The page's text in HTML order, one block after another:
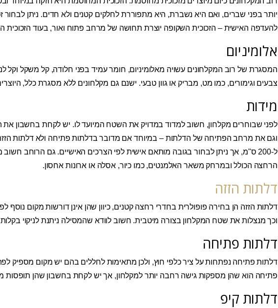
יותר בפני שברים, ואם היא נשברת, היא מתפוררת לחלקים קטנים ולא חדים. ניתן
להעדפה האישית – הזכוכית השקופה יוצרת תחושה של מרחב פתוח ואור, בעוד הזכוכית
אלומיניום
המסגרת של רוב המקלחונים עשויה מאלומיניום, חומר עמיד בפני חלודה, קל משקל וקל
צבעים וגימורים, כמו מט, מבריק או גוון טבעי. ישנם גם מקלחונים ללא מסגרת כלל,
מידות
לפני שבוחרים מקלחון, חשוב למדוד במדויק את השטח המיועד לו. יש לקחת בחשבון את
ל-200 ס"מ, אך ניתן לבחור בגובה מותאם אישית לפי הצרכים האישיים. גם הרוחב
הרחצה הכולל ובמרחק משאר האלמנטים, כמו כיור, אסלה או ארונות אחסון.
דלתות הזזה
דלתות הזזה הן בחירה פופולרית בחדרי רחצה קטנים, כיוון שהן אינן דורשות מקום נוסף
וכך מנצלות את שטח המקלחון בצורה מיטבית. חשוב לוודא שהמסילה ניתנת לניקוי בקלות
דלתות פתיחה
דלתות פתיחה נפתחות על ציר כלפי חוץ, ולכן מתאימות לחללים בהם יש מקום מספיק
פתיחה הוא שהן מספקות גישה רחבה יותר למקלחון, אך יש לקחת בחשבון שהן
דלתות קיפ